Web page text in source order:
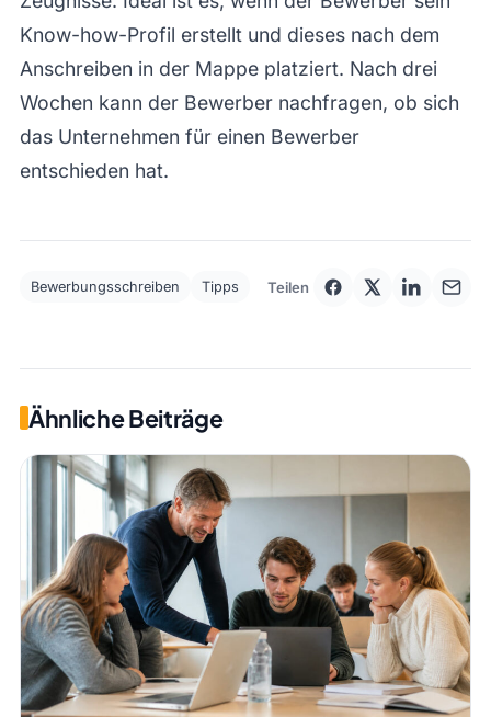
Know-how-Profil erstellt und dieses nach dem
Anschreiben in der Mappe platziert. Nach drei
Wochen kann der Bewerber nachfragen, ob sich
das Unternehmen für einen Bewerber
entschieden hat.
Bewerbungsschreiben Tipps Teilen
Ähnliche Beiträge